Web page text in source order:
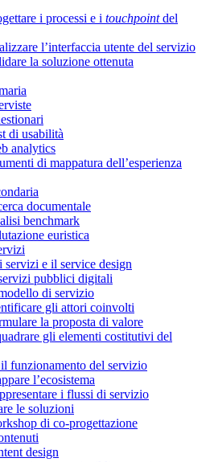
i processi e i touchpointdel
l’interfaccia utente del servizio
la soluzione ottenuta
di usabilità
analytics
di mappatura dell’esperienza
documentale
benchmark
euristica
servizi e il service design
pubblici digitali
di servizio
gli attori coinvolti
la proposta di valore
gli elementi costitutivi del
funzionamento del servizio
l’ecosistema
i flussi di servizio
le soluzioni
di co-progettazione
design